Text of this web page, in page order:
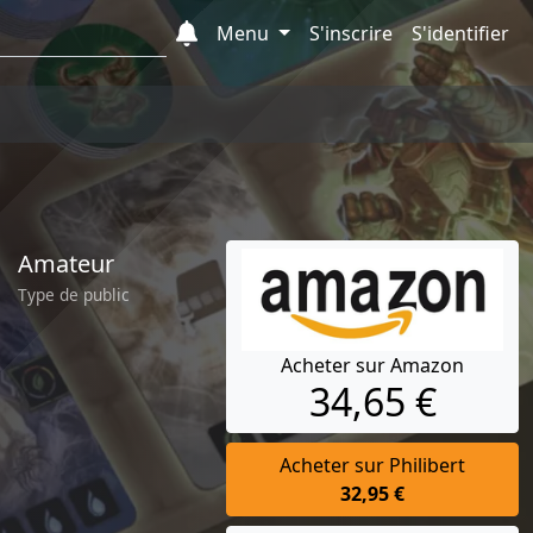
Menu
S'inscrire S'identifier
Amateur
Type de public
Acheter sur Amazon
34,65 €
Acheter sur Philibert
32,95 €